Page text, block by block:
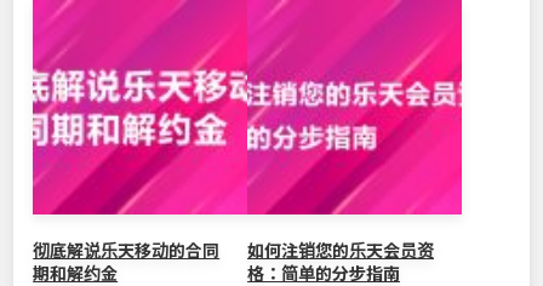
o
k
b
o
n
彻底解说乐天移动的合同
期和解约金
如何注销您的乐天会员资
格：简单的分步指南